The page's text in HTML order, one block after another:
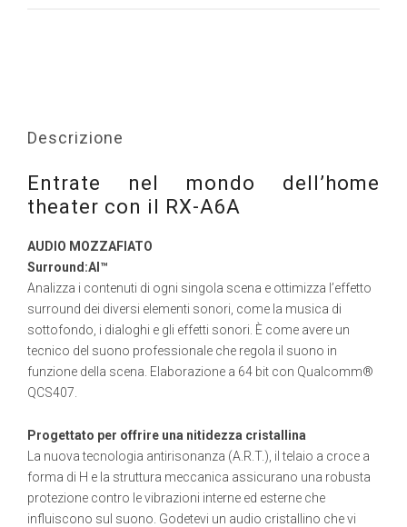
Descrizione
Entrate nel mondo dell’home
theater con il RX-A6A
AUDIO MOZZAFIATO
Surround:AI™
Analizza i contenuti di ogni singola scena e ottimizza l’effetto
surround dei diversi elementi sonori, come la musica di
sottofondo, i dialoghi e gli effetti sonori. È come avere un
tecnico del suono professionale che regola il suono in
funzione della scena. Elaborazione a 64 bit con Qualcomm®
QCS407.
Progettato per offrire una nitidezza cristallina
La nuova tecnologia antirisonanza (A.R.T.), il telaio a croce a
forma di H e la struttura meccanica assicurano una robusta
protezione contro le vibrazioni interne ed esterne che
influiscono sul suono. Godetevi un audio cristallino che vi